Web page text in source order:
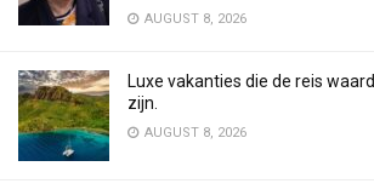
AUGUST 8, 2026
Luxe vakanties die de reis waard
zijn.
AUGUST 8, 2026